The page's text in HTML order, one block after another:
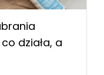
działa, a